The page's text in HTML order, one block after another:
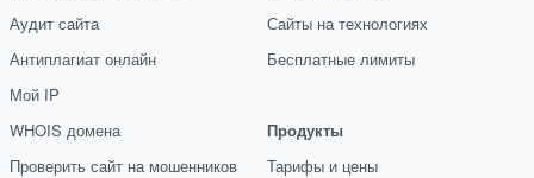
Аудит сайта
Антиплагиат онлайн
Мой IP
WHOIS домена
Проверить сайт на мошенников
Сайты на технологиях
Бесплатные лимиты
Продукты
Тарифы и цены